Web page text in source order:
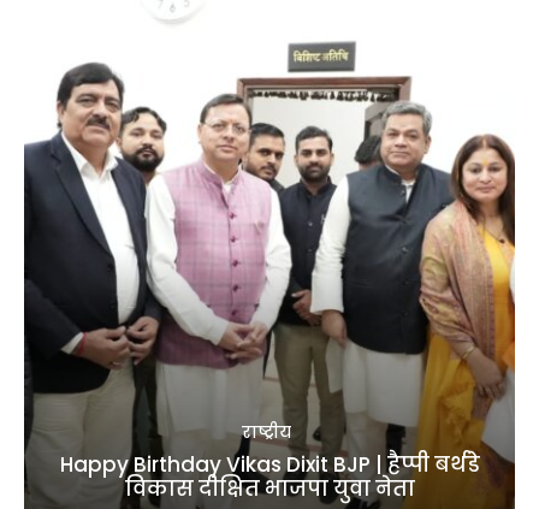
राष्ट्रीय
Happy Birthday Vikas Dixit BJP | हैप्पी बर्थडे
विकास दीक्षित भाजपा युवा नेता